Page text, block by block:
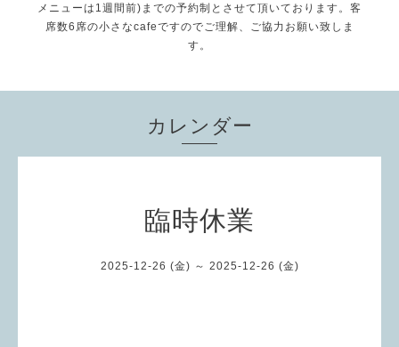
メニューは1週間前)までの予約制とさせて頂いております。客
席数6席の小さなcafeですのでご理解、ご協力お願い致しま
す。
カレンダー
臨時休業
2025-12-26 (金) ～ 2025-12-26 (金)